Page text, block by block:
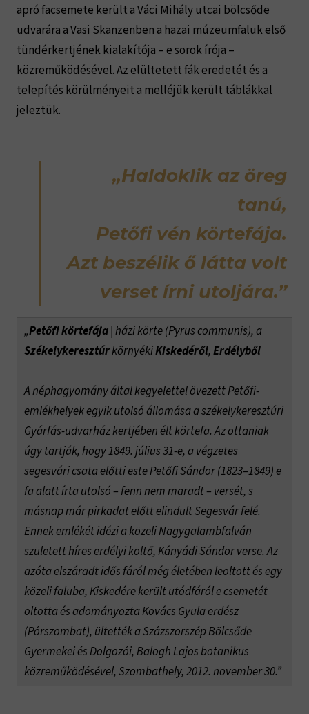
apró facsemete került a Váci Mihály utcai bölcsőde
udvarára a Vasi Skanzenben a hazai múzeumfaluk első
tündérkertjének kialakítója – e sorok írója –
közreműködésével. Az elültetett fák eredetét és a
telepítés körülményeit a melléjük került táblákkal
jeleztük.
„Haldoklik az öreg
tanú,
Petőfi vén körtefája.
Azt beszélik ő látta volt
verset írni utoljára.”
„Petőfi körtefája| házi körte (Pyrus communis), a
SzékelykeresztúrkörnyékiKiskedéről,Erdélyből
A néphagyomány által kegyelettel övezett Petőfi-
emlékhelyek egyik utolsó állomása a székelykeresztúri
Gyárfás-udvarház kertjében élt körtefa. Az ottaniak
úgy tartják, hogy 1849. július 31-e, a végzetes
segesvári csata előtti este Petőfi Sándor (1823–1849) e
fa alatt írta utolsó – fenn nem maradt – versét, s
másnap már pirkadat előtt elindult Segesvár felé.
Ennek emlékét idézi a közeli Nagygalambfalván
született híres erdélyi költő, Kányádi Sándor verse. Az
azóta elszáradt idős fáról még életében leoltott és egy
közeli faluba, Kiskedére került utódfáról e csemetét
oltotta és adományozta Kovács Gyula erdész
(Pórszombat), ültették a Százszorszép Bölcsőde
Gyermekei és Dolgozói, Balogh Lajos botanikus
közreműködésével, Szombathely, 2012. november 30.”